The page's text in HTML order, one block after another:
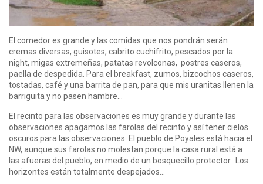
El comedor es grande y las comidas que nos pondrán serán
cremas diversas, guisotes, cabrito cuchifrito, pescados por la
night, migas extremeñas, patatas revolconas, postres caseros,
paella de despedida. Para el breakfast, zumos, bizcochos caseros,
tostadas, café y una barrita de pan, para que mis uranitas llenen la
barriguita y no pasen hambre…
El recinto para las observaciones es muy grande y durante las
observaciones apagamos las farolas del recinto y así tener cielos
oscuros para las observaciones. El pueblo de Poyales está hacia el
NW, aunque sus farolas no molestan porque la casa rural está a
las afueras del pueblo, en medio de un bosquecillo protector. Los
horizontes están totalmente despejados…